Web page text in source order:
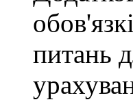
питань